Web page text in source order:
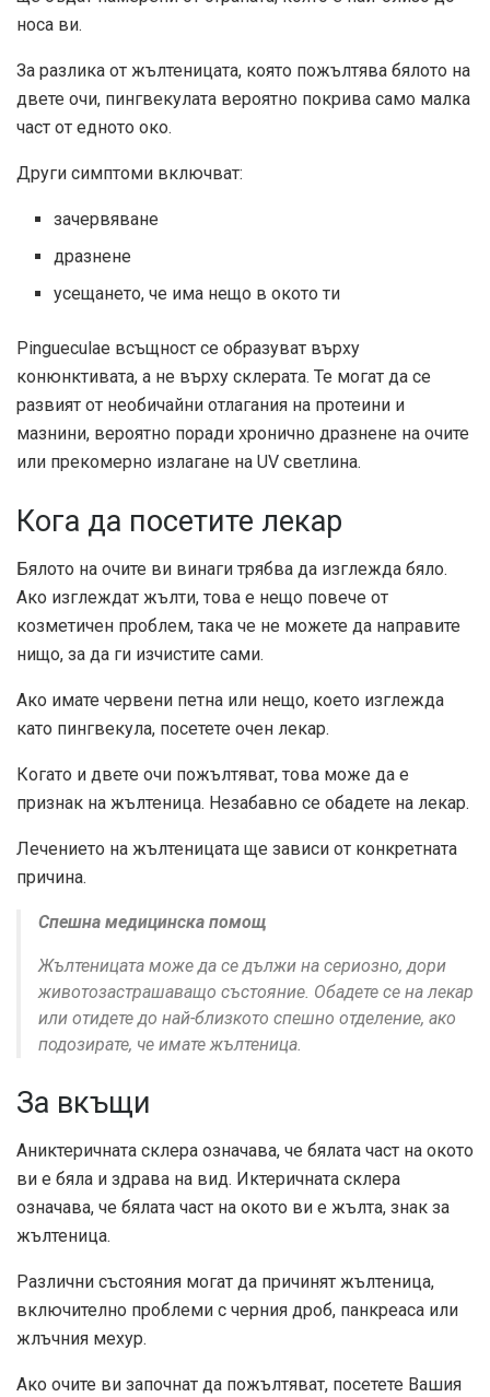
носа ви.
За разлика от жълтеницата, която пожълтява бялото на
двете очи, пингвекулата вероятно покрива само малка
част от едното око.
Други симптоми включват:
зачервяване
дразнене
усещането, че има нещо в окото ти
Pingueculae всъщност се образуват върху
конюнктивата, а не върху склерата. Те могат да се
развият от необичайни отлагания на протеини и
мазнини, вероятно поради хронично дразнене на очите
или прекомерно излагане на UV светлина.
Кога да посетите лекар
Бялото на очите ви винаги трябва да изглежда бяло.
Ако изглеждат жълти, това е нещо повече от
козметичен проблем, така че не можете да направите
нищо, за да ги изчистите сами.
Ако имате червени петна или нещо, което изглежда
като пингвекула, посетете очен лекар.
Когато и двете очи пожълтяват, това може да е
признак на жълтеница. Незабавно се обадете на лекар.
Лечението на жълтеницата ще зависи от конкретната
причина.
Спешна медицинска помощ
Жълтеницата може да се дължи на сериозно, дори
животозастрашаващо състояние. Обадете се на лекар
или отидете до най-близкото спешно отделение, ако
подозирате, че имате жълтеница.
За вкъщи
Аниктеричната склера означава, че бялата част на окото
ви е бяла и здрава на вид. Иктеричната склера
означава, че бялата част на окото ви е жълта, знак за
жълтеница.
Различни състояния могат да причинят жълтеница,
включително проблеми с черния дроб, панкреаса или
жлъчния мехур.
Ако очите ви започнат да пожълтяват, посетете Вашия